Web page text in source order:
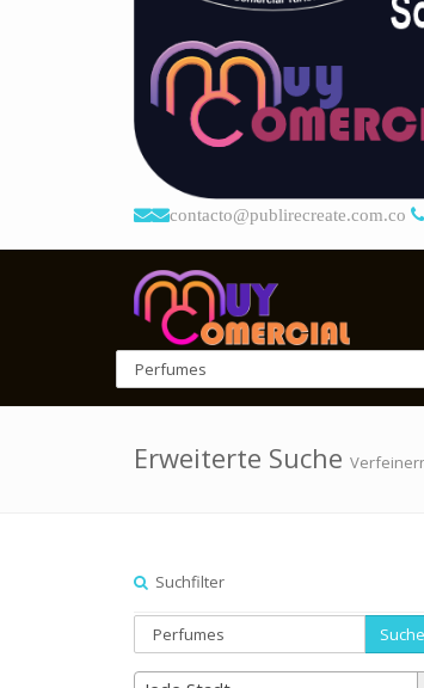
contacto@publirecreate.com.co
Erweiterte Suche
Suchfilter
Suche